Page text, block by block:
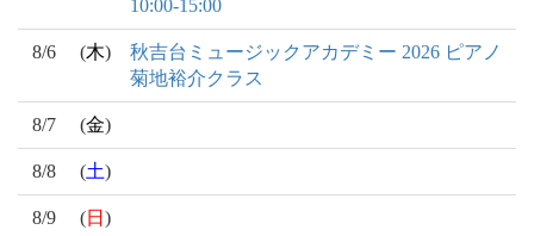
10:00-15:00
8/6 (木)
秋吉台ミュージックアカデミー 2026 ピアノ
菊地裕介クラス
8/7 (金)
8/8 (土)
8/9 (日 )